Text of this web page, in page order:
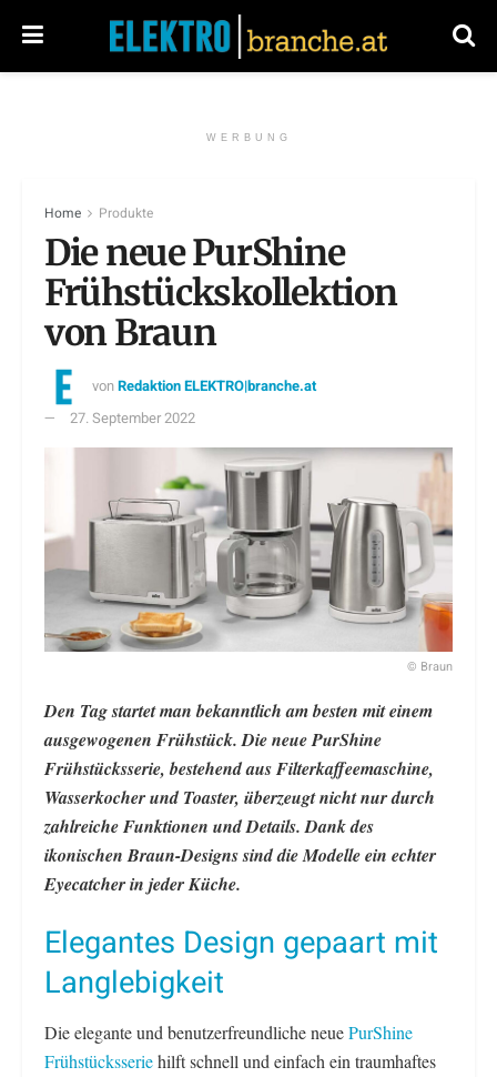
WERBUNG
Home Produkte
Die neue PurShine
Frühstückskollektion
von Braun
vonRedaktion ELEKTRO|branche.at
27. September 2022
© Braun
Den Tag startet man bekanntlich am besten mit einem
ausgewogenen Frühstück. Die neue PurShine
Frühstücksserie, bestehend aus Filterkaffeemaschine,
Wasserkocher und Toaster, überzeugt nicht nur durch
zahlreiche Funktionen und Details. Dank des
ikonischen Braun-Designs sind die Modelle ein echter
Eyecatcher in jeder Küche.
Elegantes Design gepaart mit
Langlebigkeit
Die elegante und benutzerfreundliche neuePurShine
Frühstücksseriehilft schnell und einfach ein traumhaftes